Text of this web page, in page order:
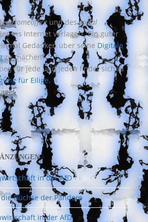
Homeoffice und dessocial
ins Internet verlagert. Ein guter
Gedanken über seine Digitale
zu machen!
für jede und jeden findet sich in
für Eilige.
in der AfD
Büchse der Pandora
in der AfD